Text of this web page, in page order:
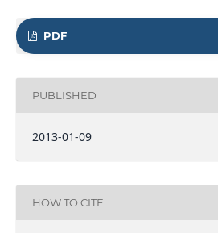
PDF
PUBLISHED
2013-01-09
HOW TO CITE